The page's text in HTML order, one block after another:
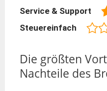
Service & Support
Steuereinfach
Die größten
Nachteile des